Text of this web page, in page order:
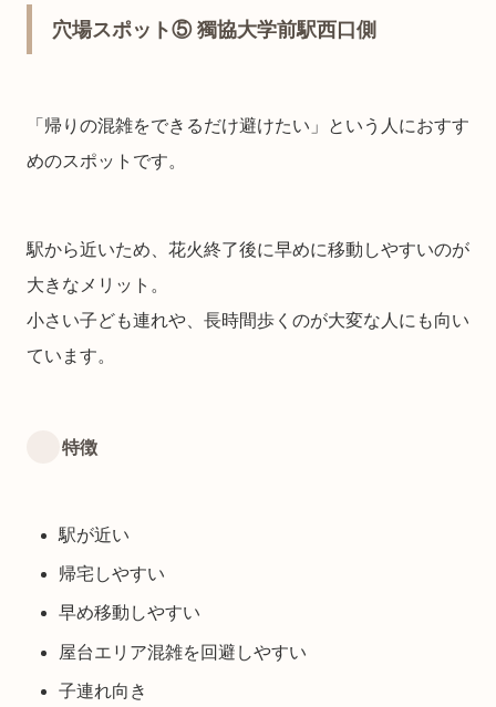
穴場スポット⑤ 獨協大学前駅西口側
「帰りの混雑をできるだけ避けたい」という人におすす
めのスポットです。
駅から近いため、花火終了後に早めに移動しやすいのが
大きなメリット。
小さい子ども連れや、長時間歩くのが大変な人にも向い
ています。
特徴
駅が近い
帰宅しやすい
早め移動しやすい
屋台エリア混雑を回避しやすい
子連れ向き